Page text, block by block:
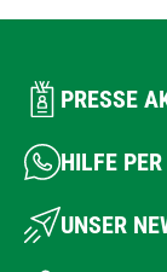
PRESSE
HILFE
UNSER